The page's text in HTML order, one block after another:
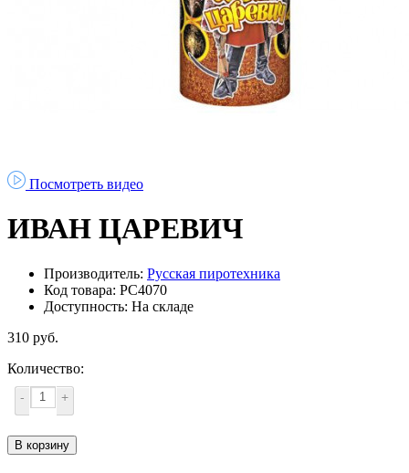
Посмотреть видео
ИВАН ЦАРЕВИЧ
Производитель: Русская пиротехника
Код товара: РС4070
Доступность: На складе
310 руб.
Количество:
- +
В корзину